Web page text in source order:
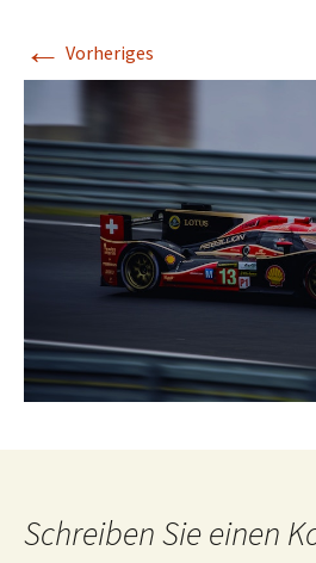
← Vorheriges
Schreiben Sie einen